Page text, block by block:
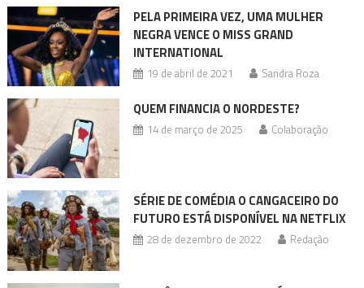
PELA PRIMEIRA VEZ, UMA MULHER
NEGRA VENCE O MISS GRAND
INTERNATIONAL
19 de abril de 2021 Sandra Roza
QUEM FINANCIA O NORDESTE?
14 de março de 2025 Colaboração
SÉRIE DE COMÉDIA O CANGACEIRO DO
FUTURO ESTÁ DISPONÍVEL NA NETFLIX
28 de dezembro de 2022 Redação